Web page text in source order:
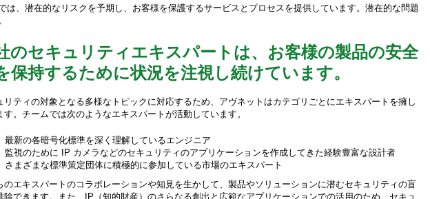
、潜在的なリスクを予期し、お客様を保護するサービスとプロセスを提供しています。潜在的な問題
のセキュリティエキスパートは、お客様の製品の安全
保持するために状況を注視し続けています。
リティの対象となる多様なトピックに対応するため、アヴネットはカテゴリごとにエキスパートを擁し
す。チームでは次のようなエキスパートが活動しています。
最新の各暗号化標準を深く理解しているエンジニア
監視のために IP カメラなどのセキュリティのアプリケーションを作成してきた経験豊富な設計者
さまざまな標準策定団体に積極的に参加している市場のエキスパート
のエキスパートのコラボレーションや知見を生かして、製品やソリューションに潜むセキュリティの盲
除できます。また、IP（知的財産）のさらなる創出と広範なアプリケーションでの活用のため、セキュ